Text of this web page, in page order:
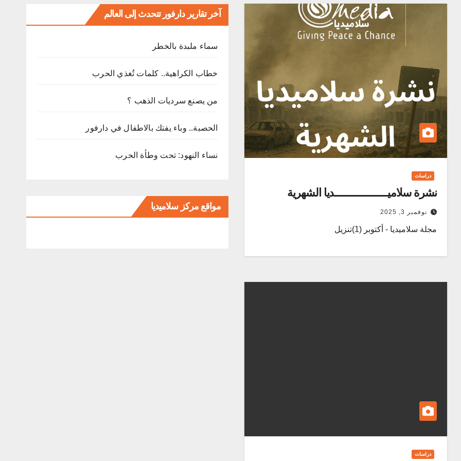
دراسات
نشرة سلاميـــــــــــــــــــــديا الشهرية
نوفمبر 3, 2025
مجلة سلاميديا - أكتوبر (1)تنزيل
دراسات
آخر تقارير دارفور تتحدث إلى العالم
ﺳﻤﺎء ﻣﻠﺒﺪة ﺑﺎﻟﺨﻄﺮ
خطاب الكراهية.. كلمات تُغذي الحرب
من يصنع سرديات الذهب ؟
الحصبة.. وباء يفتك بالاطفال في دارفور
نساء النهود: تحت وطأة الحرب
مواقع مركز سلاميديا